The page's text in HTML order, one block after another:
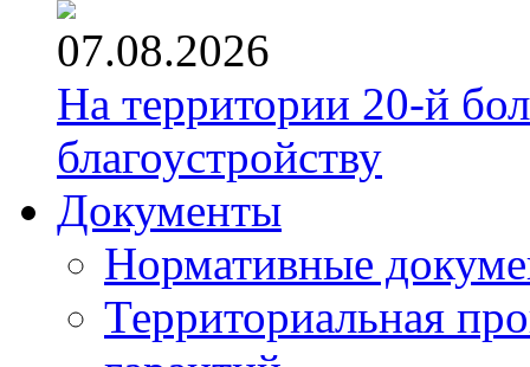
07.08.2026
На территории 20-й
благоустройству
Документы
Нормативные
Территориальная